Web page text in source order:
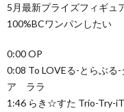
5月最新プライズフィギュ
100%BCワンパンしたい
0:00 OP
0:08 To LOVEる-とらぶ
ア ララ
1:46 らき☆すた Trio-Try-